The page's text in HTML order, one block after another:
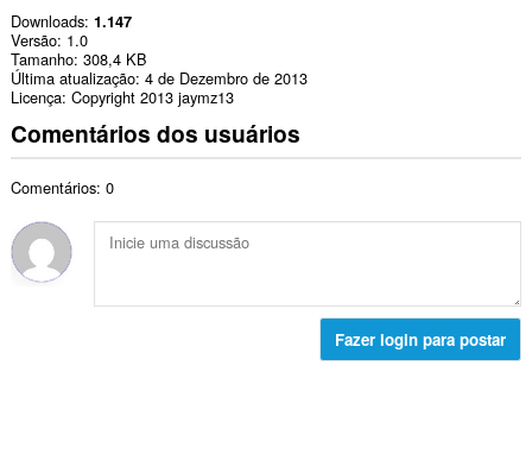
Downloads 1.147
Versão 1.0
Tamanho 308,4 KB
Última atualização 4 de Dezembro de 2013
Licença Copyright 2013 jaymz13
Comentários dos usuários
Comentários: 0
Fazer login para postar